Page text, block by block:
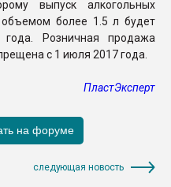
выпуск алкогольных
объемом более 1.5 л будет
Розничная продажа
с 1 июля 2017 года.
ПластЭксперт
следующая новость